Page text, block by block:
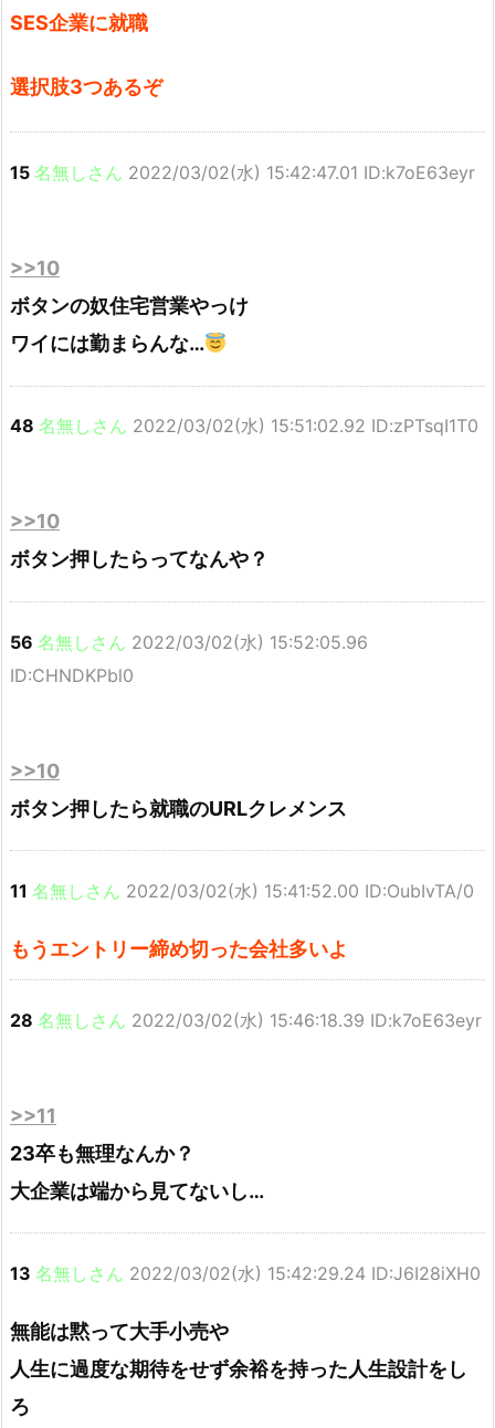
SES企業に就職
選択肢3つあるぞ
15 名無しさん 2022/03/02(水) 15:42:47.01 ID:k7oE63eyr
>>10
ボタンの奴住宅営業やっけ
ワイには勤まらんな…
48 名無しさん 2022/03/02(水) 15:51:02.92 ID:zPTsqI1T0
>>10
ボタン押したらってなんや？
56 名無しさん 2022/03/02(水) 15:52:05.96
ID:CHNDKPbl0
>>10
ボタン押したら就職のURLクレメンス
11 名無しさん 2022/03/02(水) 15:41:52.00 ID:OubIvTA/0
もうエントリー締め切った会社多いよ
28 名無しさん 2022/03/02(水) 15:46:18.39 ID:k7oE63eyr
>>11
23卒も無理なんか？
大企業は端から見てないし…
13 名無しさん 2022/03/02(水) 15:42:29.24 ID:J6I28iXH0
無能は黙って大手小売や
人生に過度な期待をせず余裕を持った人生設計をし
ろ